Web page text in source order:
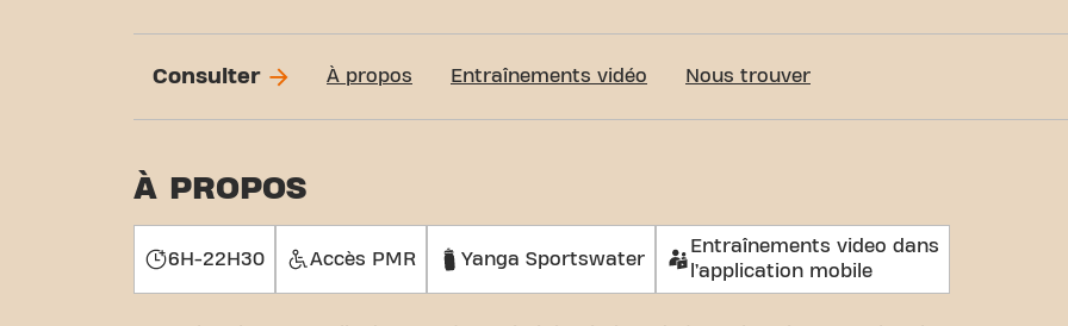
Consulter À propos Entraînements vidéo Nous trouver
À PROPOS
6H-22H30 Accès PMR Yanga Sportswater
Entraînements video dans
l’application mobile